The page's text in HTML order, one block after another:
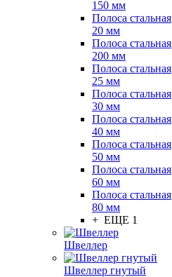
150 мм
Полоса стальная
20 мм
Полоса стальная
200 мм
Полоса стальная
25 мм
Полоса стальная
30 мм
Полоса стальная
40 мм
Полоса стальная
50 мм
Полоса стальная
60 мм
Полоса стальная
80 мм
+ ЕЩЕ 1
Швеллер
Швеллер гнутый